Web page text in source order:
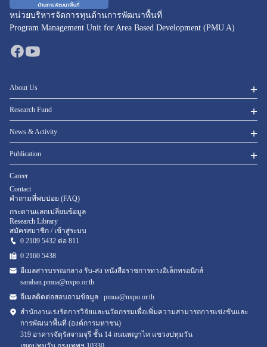
หน่วยบริหารจัดการทุนด้านการพัฒนาพื้นที่
Program Management Unit for Area Based Development (PMU A)
About Us
Research Fund
News & Activity
Publication
Career
Contact
คำถามที่พบบ่อย (FAQ)
กระดานแลกเปลี่ยนข้อมูล
Research Library
สมัครสมาชิก / เข้าสู่ระบบ
0 2109 5432 ต่อ 811
0 2160 5438
อีเมลสารบรรณกลาง รับ-ส่ง หนังสือราชการทางอิเล็กทรอนิกส์
saraban.pmua@nxpo.or.th
อีเมลติดต่อสอบถามข้อมูล : pmua@nxpo.or.th
สำนักงานเร่งรัดการวิจัยและนวัตกรรมเพื่อเพิ่มความสามารถการแข่งขันและ
การพัฒนาพื้นที่ (องค์การมหาชน)
319 อาคารจัตุรัสจามจุรี ชั้น 14 ถนนพญาไท แขวงปทุมวัน